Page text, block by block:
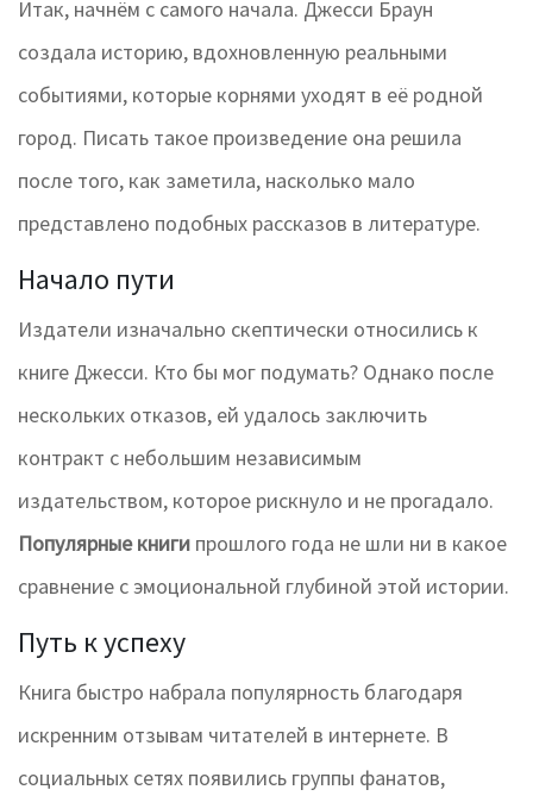
Итак, начнём с самого начала. Джесси Браун
создала историю, вдохновленную реальными
событиями, которые корнями уходят в её родной
город. Писать такое произведение она решила
после того, как заметила, насколько мало
представлено подобных рассказов в литературе.
Начало пути
Издатели изначально скептически относились к
книге Джесси. Кто бы мог подумать? Однако после
нескольких отказов, ей удалось заключить
контракт с небольшим независимым
издательством, которое рискнуло и не прогадало.
Популярные книги прошлого года не шли ни в какое
сравнение с эмоциональной глубиной этой истории.
Путь к успеху
Книга быстро набрала популярность благодаря
искренним отзывам читателей в интернете. В
социальных сетях появились группы фанатов,